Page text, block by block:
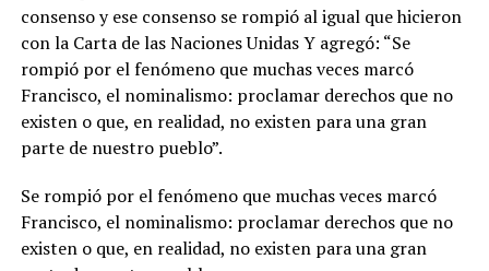
consenso y ese consenso se rompió al igual que hicieron
con la Carta de las Naciones Unidas Y agregó: “Se
rompió por el fenómeno que muchas veces marcó
Francisco, el nominalismo: proclamar derechos que no
existen o que, en realidad, no existen para una gran
parte de nuestro pueblo”.
Se rompió por el fenómeno que muchas veces marcó
Francisco, el nominalismo: proclamar derechos que no
existen o que, en realidad, no existen para una gran